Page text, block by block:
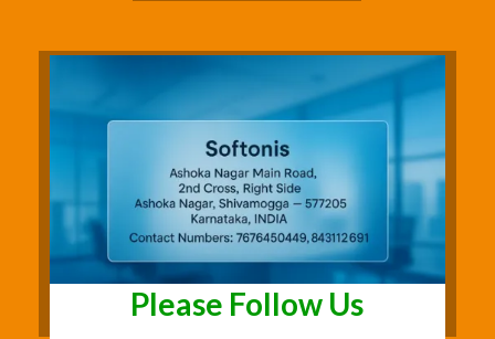
Please Follow Us